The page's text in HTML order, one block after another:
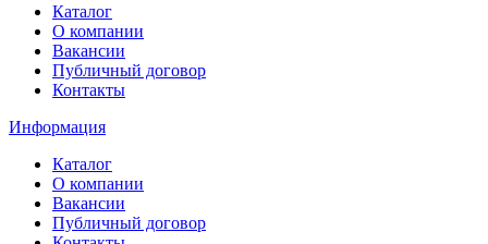
Каталог
О компании
Вакансии
Публичный договор
Контакты
Информация
Каталог
О компании
Вакансии
Публичный договор